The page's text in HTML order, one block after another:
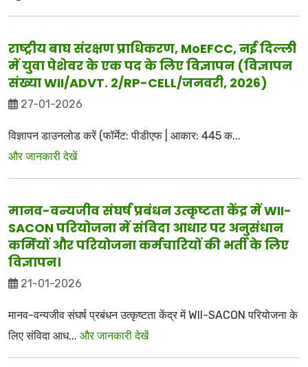
राष्ट्रीय बाघ संरक्षण प्राधिकरण, MoEFCC, नई दिल्ली
में युवा पेशेवर के एक पद के लिए विज्ञापन (विज्ञापन
संख्या WII/ADVT. 2/RP-CELL/जनवरी, 2026)
27-01-2026
विज्ञापन डाउनलोड करें (फॉर्मेट: पीडीएफ | आकार: 445 क...
और जानकारी देखें
मानव-वन्यजीव संघर्ष प्रबंधन उत्कृष्टता केंद्र में WII-
SACON परियोजना में संविदा आधार पर अनुसंधान
कर्मियों और परियोजना कर्मचारियों की भर्ती के लिए
विज्ञापन।
21-01-2026
मानव-वन्यजीव संघर्ष प्रबंधन उत्कृष्टता केंद्र में WII-SACON परियोजना के
लिए संविदा आध... और जानकारी देखें